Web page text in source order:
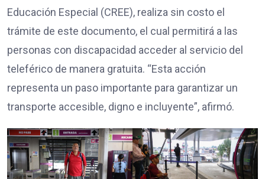
Educación Especial (CREE), realiza sin costo el
trámite de este documento, el cual permitirá a las
personas con discapacidad acceder al servicio del
teleférico de manera gratuita. “Esta acción
representa un paso importante para garantizar un
transporte accesible, digno e incluyente”, afirmó.